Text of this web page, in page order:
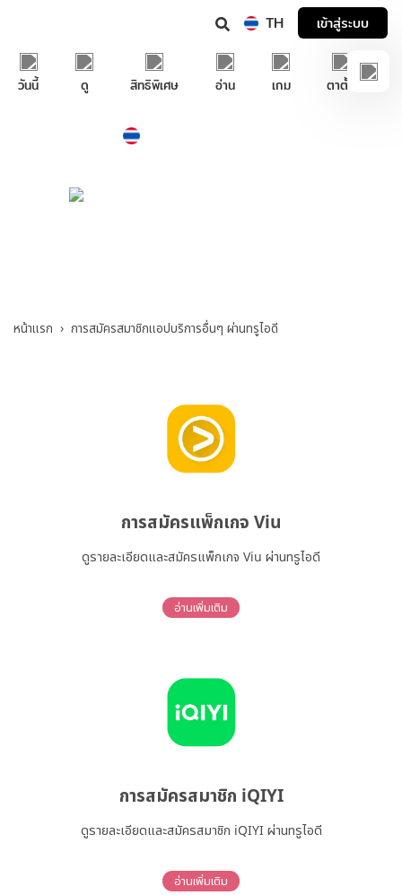
TH เข้าสู่ระบบ
วันนี้ ดู สิทธิพิเศษ อ่าน เกม ตาตั้ง
หน้าแรก การสมัครสมาชิกแอปบริการอื่นๆ ผ่านทรูไอดี
การสมัครแพ็กเกจ Viu
ดูรายละเอียดและสมัครแพ็กเกจ Viu ผ่านทรูไอดี
อ่านเพิ่มเติม
การสมัครสมาชิก iQIYI
ดูรายละเอียดและสมัครสมาชิก iQIYI ผ่านทรูไอดี
อ่านเพิ่มเติม